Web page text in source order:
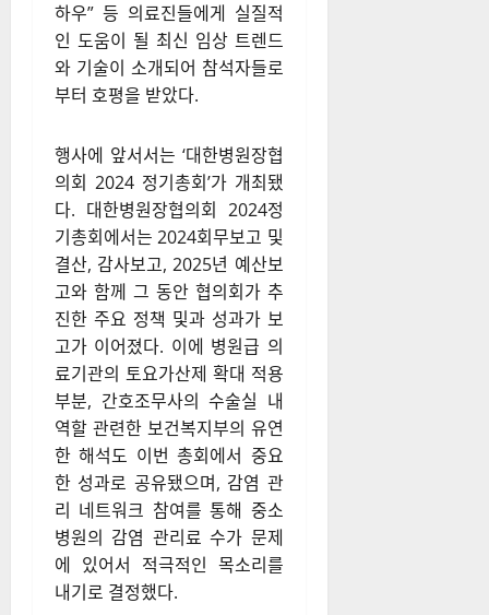
하우” 등 의료진들에게 실질적
인 도움이 될 최신 임상 트렌드
와 기술이 소개되어 참석자들로
부터 호평을 받았다.
행사에 앞서서는 ‘대한병원장협
의회 2024 정기총회’가 개최됐
다. 대한병원장협의회 2024정
기총회에서는 2024회무보고 및
결산, 감사보고, 2025년 예산보
고와 함께 그 동안 협의회가 추
진한 주요 정책 및과 성과가 보
고가 이어졌다. 이에 병원급 의
료기관의 토요가산제 확대 적용
부분, 간호조무사의 수술실 내
역할 관련한 보건복지부의 유연
한 해석도 이번 총회에서 중요
한 성과로 공유됐으며, 감염 관
리 네트워크 참여를 통해 중소
병원의 감염 관리료 수가 문제
에 있어서 적극적인 목소리를
내기로 결정했다.